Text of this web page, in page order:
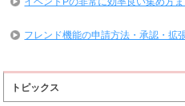
フレンド機能の申請方法・承認・拡
トピックス